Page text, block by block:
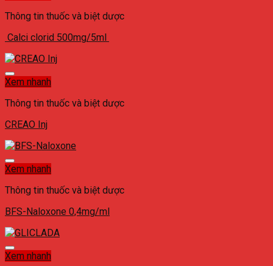
Thông tin thuốc và biệt dược
Calci clorid 500mg/5ml
Xem nhanh
Thông tin thuốc và biệt dược
CREAO Inj
Xem nhanh
Thông tin thuốc và biệt dược
BFS-Naloxone 0,4mg/ml
Xem nhanh